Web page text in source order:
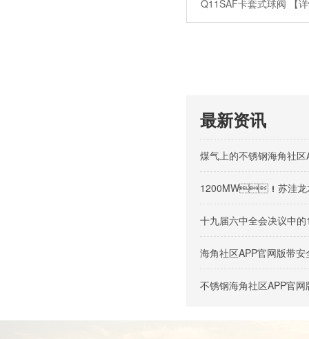
Q11SAF卡套式球阀
【
最新资讯
煤气上的不锈钢海角社
1200MW！苏洼龙水
十九届六中全会决议中
海角社区APP官网版带
不锈钢海角社区APP官